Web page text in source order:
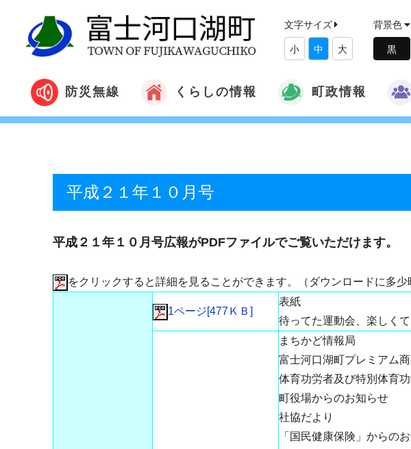
文字サイズ
小 中 大
背景色
防災無線 くらしの情報 町政情報
平成２１年１０月号
平成２１年１０月号広報がPDFファイルでご覧いただけます。
をクリックすると詳細を見ることができます。（ダウンロードに多少
1ページ[477ＫＢ]
表紙
待ってた運動会、楽しくて
まちかど情報局
富士河口湖町プレミアム
体育功労者及び特別体育功
町役場からのお知らせ
社協だより
「国民健康保険」からの